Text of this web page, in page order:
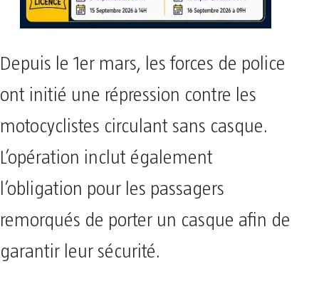
Depuis le 1er mars, les forces de police
ont initié une répression contre les
motocyclistes circulant sans casque.
L’opération inclut également
l’obligation pour les passagers
remorqués de porter un casque afin de
garantir leur sécurité.